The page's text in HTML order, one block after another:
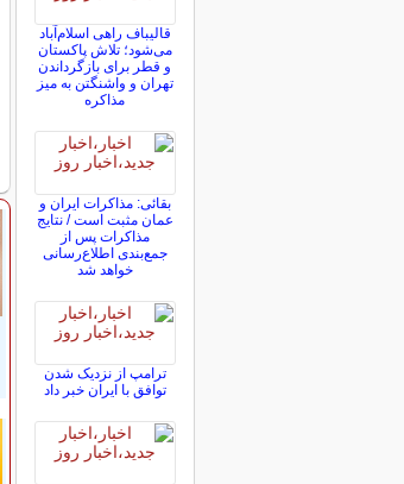
قالیباف راهی اسلام‌آباد
می‌شود؛ تلاش پاکستان
و قطر برای بازگرداندن
تهران و واشنگتن به میز
مذاکره
بقائی: مذاکرات ایران و
عمان مثبت است / نتایج
مذاکرات پس از
جمع‌بندی اطلاع‌رسانی
خواهد شد
ترامپ از نزدیک شدن
توافق با ایران خبر داد